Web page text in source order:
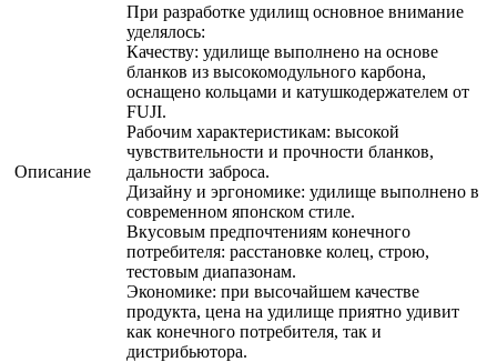
Описание
При разработке удилищ основное внимание
уделялось:
Качеству: удилище выполнено на основе
бланков из высокомодульного карбона,
оснащено кольцами и катушкодержателем от
FUJI.
Рабочим характеристикам: высокой
чувствительности и прочности бланков,
дальности заброса.
Дизайну и эргономике: удилище выполнено в
современном японском стиле.
Вкусовым предпочтениям конечного
потребителя: расстановке колец, строю,
тестовым диапазонам.
Экономике: при высочайшем качестве
продукта, цена на удилище приятно удивит
как конечного потребителя, так и
дистрибьютора.